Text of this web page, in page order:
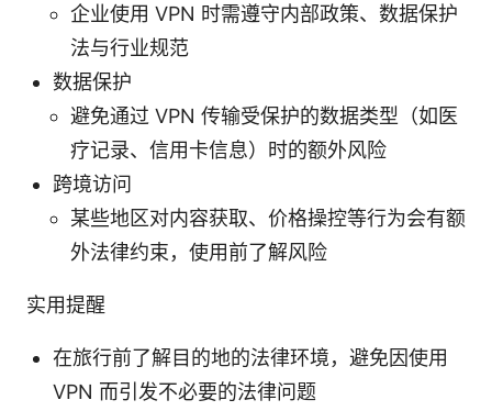
企业使用 VPN 时需遵守内部政策、数据保护
法与行业规范
数据保护
避免通过 VPN 传输受保护的数据类型（如医
疗记录、信用卡信息）时的额外风险
跨境访问
某些地区对内容获取、价格操控等行为会有额
外法律约束，使用前了解风险
实用提醒
在旅行前了解目的地的法律环境，避免因使用
VPN 而引发不必要的法律问题